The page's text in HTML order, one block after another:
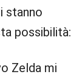
stanno
possibilità:
Zelda mi